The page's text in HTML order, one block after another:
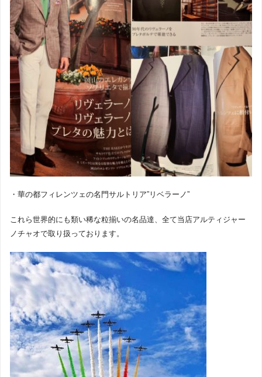
・華の都フィレンツェの名門サルトリア”リベラーノ”
これら世界的にも類い稀な粒揃いの名品達、全て当店アルティジャー
ノチャオで取り扱っております。